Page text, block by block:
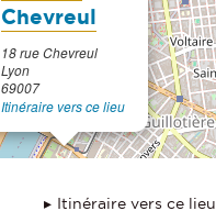
Chevreul
18 rue Chevreul
Lyon
69007
Itinéraire vers ce lieu
Itinéraire vers ce lieu